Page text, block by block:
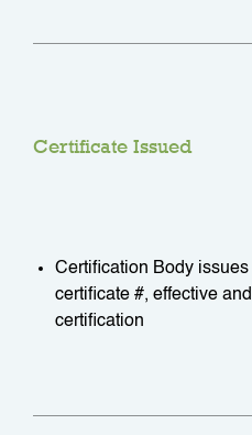
Certificate Issued
Certification Body
certificate #, effective
certification